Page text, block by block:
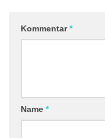
Kommentar*
Name *